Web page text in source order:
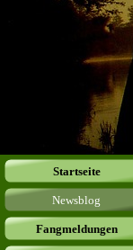
Startseite
Newsblog
Fangmeldungen